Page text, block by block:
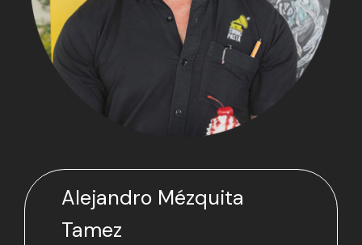
Alejandro Mézquita
Tamez